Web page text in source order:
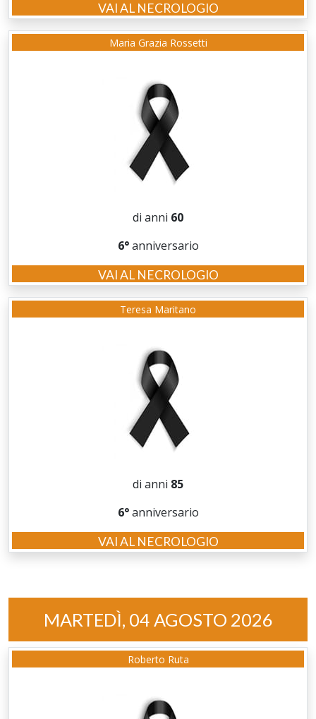
VAI AL NECROLOGIO
Maria Grazia Rossetti
di anni 60
6°anniversario
VAI AL NECROLOGIO
Teresa Maritano
di anni 85
6°anniversario
VAI AL NECROLOGIO
MARTEDÌ, 04 AGOSTO 2026
Roberto Ruta